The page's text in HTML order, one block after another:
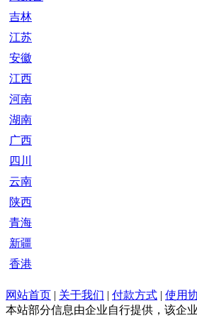
吉林
江苏
安徽
江西
河南
湖南
广西
四川
云南
陕西
青海
新疆
香港
网站首页 | 关于我们 | 付款方式 | 使用
本站部分信息由企业自行提供，该企